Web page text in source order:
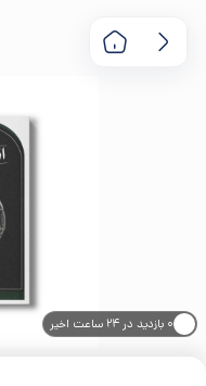
۰ بازدید در ۲۴ ساعت اخیر